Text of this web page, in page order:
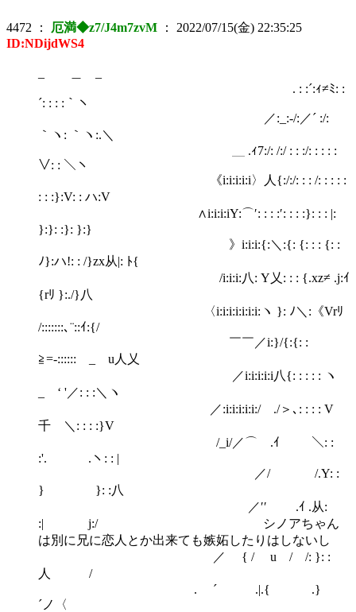
4472 ： 厄満◆z7/J4m7zvM ： 2022/07/15(金) 22:35:25
ID:NDijdWS4
. : :´:ｨ≠ﾐ: :
´: : : :｀ヽ
／:_:-/:／´ :/:
｀ヽ: ｀ヽ:.＼
＿ .ｨ7:/: /:/ : : :/: : : : :
∨: : ＼ヽ
《i:i:i:i:i〉人{:/:/: : : /: : : : :
: : :}:V: : ハ:V
∧i:i:i:iY:⌒′: : : :′: : : :}: : : |:
}:}: :}: }:}
》i:i:i:{:＼:{: {: : : {: :
ﾉ}:ハ!: : /}zx从|: ﾄ{
/i:i:i:八: Y乂: : : {.xz≠ .j:ｲ
{rﾘ }:./}八
〈i:i:i:i:i:i:i:ヽ }: ﾉ＼:《Vrﾘ
/:::::::､¨::ｲ:{/
￣￣／i:}/{:{: :
≧=-:::::: _ u人乂
／i:i:i:i:i八{: : : : : ヽ
_ ‘ '／: : :＼ヽ
／:i:i:i:i:i:/ ./＞､: : : : V
千 ＼: : : :}V
/_i/／⌒ .ｲ ＼: :
:'. .ヽ: : |
／/ /.Y: :
} }: :八
／′′ .ｲ .从:
:| j:/ シノアちゃん
は別に兄に恋人とか出来ても嫉妬したりはしないし
／ { / u / /: }: :
人 /
. ´ .|.{ .}
´ノ〈